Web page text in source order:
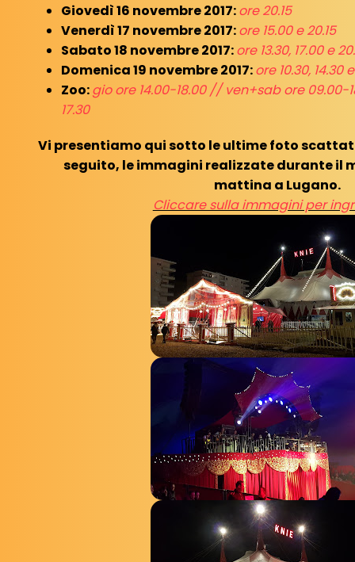
Giovedì 16 novembre 2017:ore 20.15
Venerdì 17 novembre 2017:ore 15.00 e 20.15
Sabato 18 novembre 2017:ore 13.30, 17.00 e
Domenica 19 novembre 2017:ore 10.30, 14.30
Zoo:gio ore 14.00-18.00 // ven+sab ore
17.30
Vi presentiamo qui sotto le ultime foto
seguito, le immagini realizzate durante il
mattina a Lugano.
Cliccare sulla immagini per